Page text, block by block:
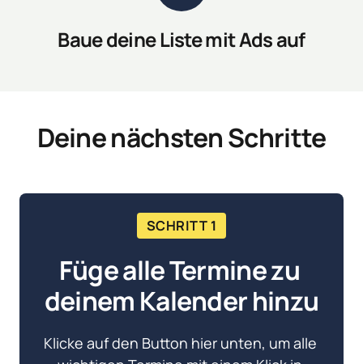
Baue deine Liste mit Ads auf
Deine nächsten Schritte
SCHRITT 1
Füge alle Termine zu
deinem Kalender hinzu
Klicke auf den Button hier unten, um alle